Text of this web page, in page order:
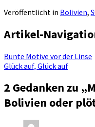
Veröffentlicht in Bolivien,
Artikel-
Bunte Motive vor der Linse
Glück auf, Glück auf
2 Gedanken zu „
Bolivien oder